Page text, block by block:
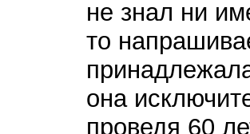
не знал ни
то
она
проведя 60